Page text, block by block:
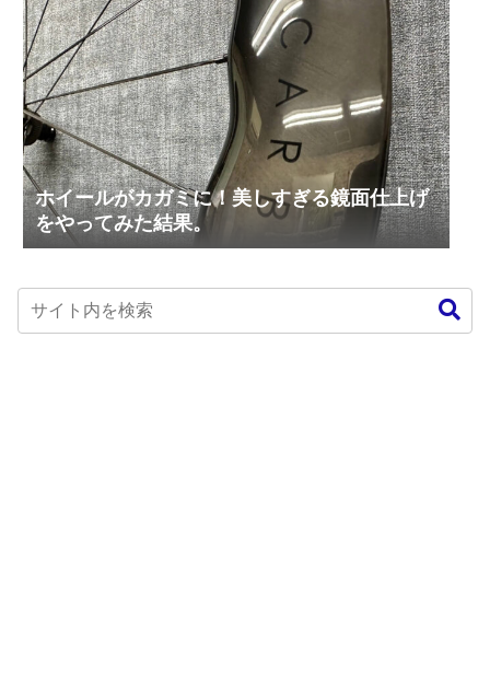
ホイールがカガミに！美しすぎる鏡面仕上げ
をやってみた結果。